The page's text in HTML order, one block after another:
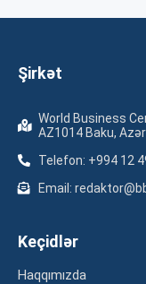
Şirkət
World Business
AZ1014 Baku,
Telefon: +994 12
Email:
Keçidlər
Haqqımızda